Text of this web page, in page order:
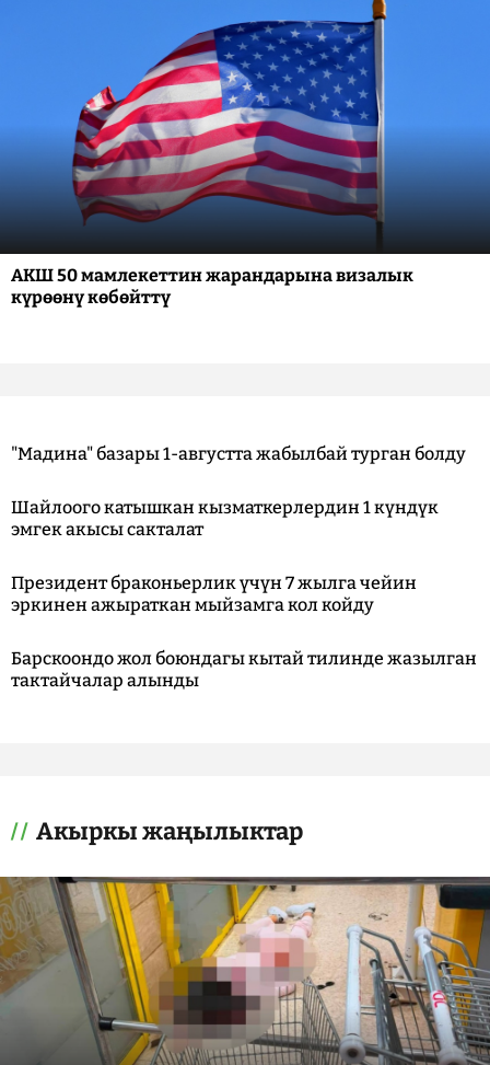
АКШ 50 мамлекеттин жарандарына визалык
күрөөнү көбөйттү
"Мадина" базары 1-августта жабылбай турган болду
Шайлоого катышкан кызматкерлердин 1 күндүк
эмгек акысы сакталат
Президент браконьерлик үчүн 7 жылга чейин
эркинен ажыраткан мыйзамга кол койду
Барскоондо жол боюндагы кытай тилинде жазылган
тактайчалар алынды
Акыркы жаңылыктар